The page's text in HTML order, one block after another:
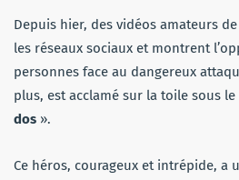
Depuis hier, des vidéos amateurs
les réseaux sociaux et montrent
personnes face au dangereux
plus, est acclamé sur la toile sous
dos ».
Ce héros, courageux et intrépide, a